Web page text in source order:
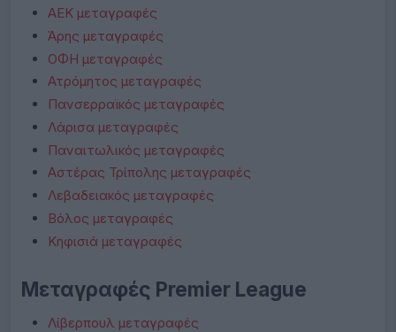
ΑΕΚ μεταγραφές
Άρης μεταγραφές
ΟΦΗ μεταγραφές
Ατρόμητος μεταγραφές
Πανσερραϊκός μεταγραφές
Λάρισα μεταγραφές
Παναιτωλικός μεταγραφές
Αστέρας Τρίπολης μεταγραφές
Λεβαδειακός μεταγραφές
Βόλος μεταγραφές
Κηφισιά μεταγραφές
Μεταγραφές Premier League
Λίβερπουλ μεταγραφές